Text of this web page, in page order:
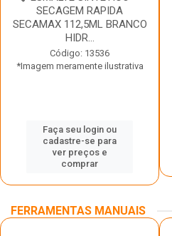
SECAGEM RAPIDA
SECAMAX 112,5ML BRANCO
HIDR...
Código: 13536
*Imagem meramente ilustrativa
Faça seu login ou
cadastre-se para
ver preços e
comprar
FERRAMENTAS MANUAIS